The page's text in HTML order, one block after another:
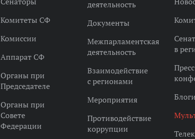
Комитеты СФ
Комиссии
Аппарат СФ
Органы при
Председателе
Органы при
Совете
Федерации
деятельность
Документы
Межпарламентская
деятельность
Взаимодействие
с регионами
Мероприятия
Противодействие
коррупции
в